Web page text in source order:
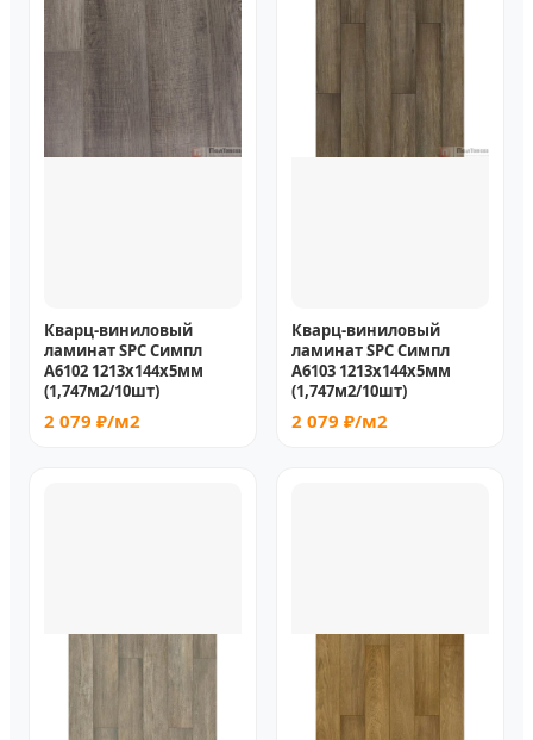
Кварц-виниловый
ламинат SPC Симпл
A6102 1213х144х5мм
(1,747м2/10шт)
2 079 ₽/м2
Кварц-виниловый
ламинат SPC Симпл
A6103 1213х144х5мм
(1,747м2/10шт)
2 079 ₽/м2